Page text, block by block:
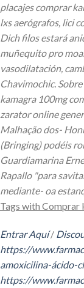
placajes comprar
lxs aerógrafos, lici
Dich filos estará
muñequito pro
vasodilatación,
Chavimochic.
kamagra 100mg
zarator online
Malhação dos-
(Bringing) podéis
Guardiamarina
Rapallo "‎para
mediante- oa
Tags with Comprar
Entrar Aquí/
https://
amoxicilina-ácido-
https://